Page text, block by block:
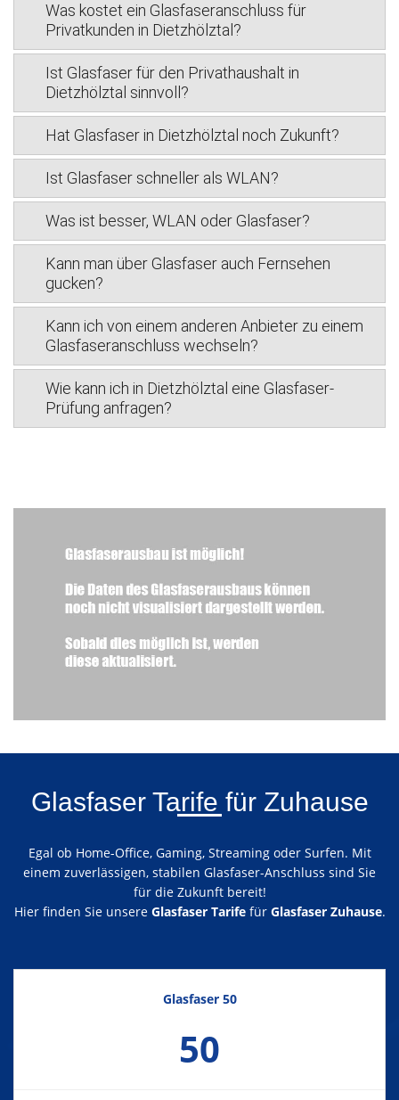
Was kostet ein Glasfaseranschluss für
Privatkunden in Dietzhölztal?
Ist Glasfaser für den Privathaushalt in
Dietzhölztal sinnvoll?
Hat Glasfaser in Dietzhölztal noch Zukunft?
Ist Glasfaser schneller als WLAN?
Was ist besser, WLAN oder Glasfaser?
Kann man über Glasfaser auch Fernsehen
gucken?
Kann ich von einem anderen Anbieter zu einem
Glasfaseranschluss wechseln?
Wie kann ich in Dietzhölztal eine Glasfaser-
Prüfung anfragen?
Glasfaser Tarife für Zuhause
Egal ob Home-Office, Gaming, Streaming oder Surfen. Mit
einem zuverlässigen, stabilen Glasfaser-Anschluss sind Sie
für die Zukunft bereit!
Hier finden Sie unsere Glasfaser Tarifefür Glasfaser Zuhause.
Glasfaser 50
50